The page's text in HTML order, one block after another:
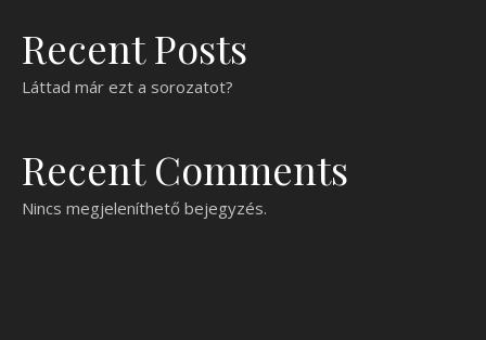
Recent Posts
Láttad már ezt a sorozatot?
Recent Comments
Nincs megjeleníthető bejegyzés.